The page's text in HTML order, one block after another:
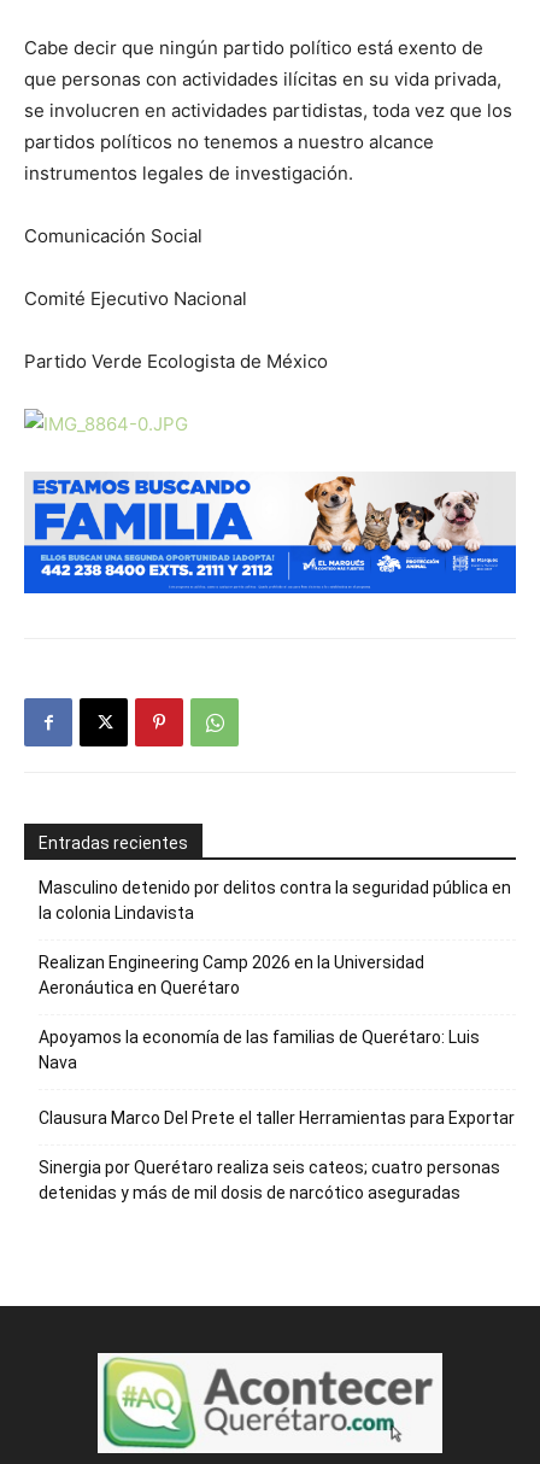
Cabe decir que ningún partido político está exento de
que personas con actividades ilícitas en su vida privada,
se involucren en actividades partidistas, toda vez que los
partidos políticos no tenemos a nuestro alcance
instrumentos legales de investigación.
Comunicación Social
Comité Ejecutivo Nacional
Partido Verde Ecologista de México
Entradas recientes
Masculino detenido por delitos contra la seguridad pública en
la colonia Lindavista
Realizan Engineering Camp 2026 en la Universidad
Aeronáutica en Querétaro
Apoyamos la economía de las familias de Querétaro: Luis
Nava
Clausura Marco Del Prete el taller Herramientas para Exportar
Sinergia por Querétaro realiza seis cateos; cuatro personas
detenidas y más de mil dosis de narcótico aseguradas